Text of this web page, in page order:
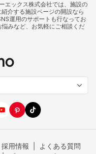
エックス株式会社では、施設の
介する施設ページの開設なら
運用のサポートも行なってお
みなど、お気軽にご相談くだ
採用情報
よくある質問